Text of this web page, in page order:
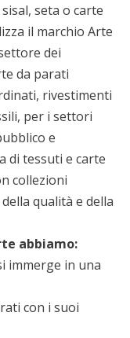
seta o carte
il marchio Arte
dei
da parati
rivestimenti
per i settori
e
di tessuti e carte
collezioni
qualità e della
abbiamo:
immerge in una
con i suoi